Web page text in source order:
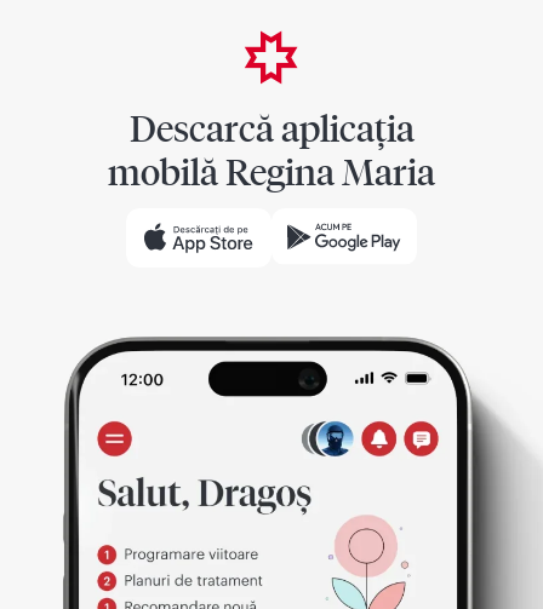
Descarcă aplicația
mobilă Regina Maria